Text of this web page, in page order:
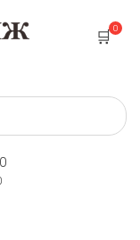
0